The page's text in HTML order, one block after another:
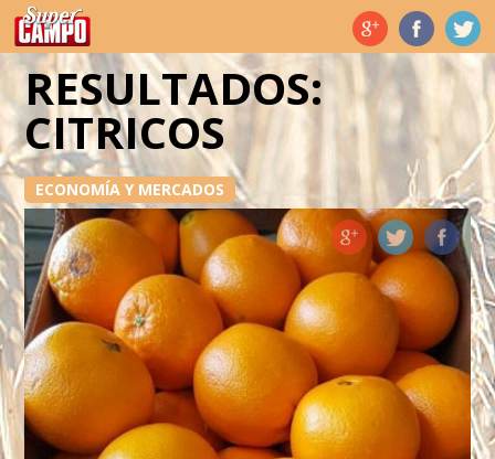
Temas de hoy
RESULTADOS:
CITRICOS
ECONOMÍA Y MERCADOS